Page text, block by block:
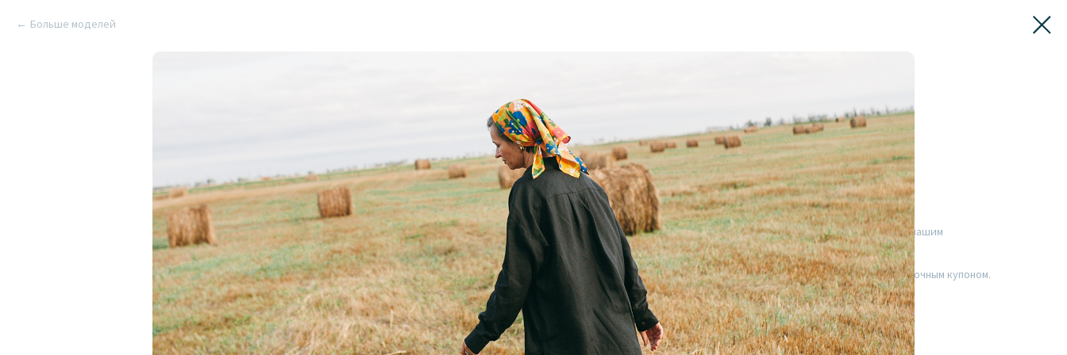
Больше моделей
5000,00 р.
В корзину
Если вы не знаете, что подарить любимым, вы можете воспользоваться нашим
подарочным купоном на 5000 руб., 10000 руб., 15000 руб., 20000 руб.
Напишите нашим менеджерам и они помогут вам воспользоваться подарочным купоном.
Сертификат имеет силу в течение одного года с моменты выдачи.